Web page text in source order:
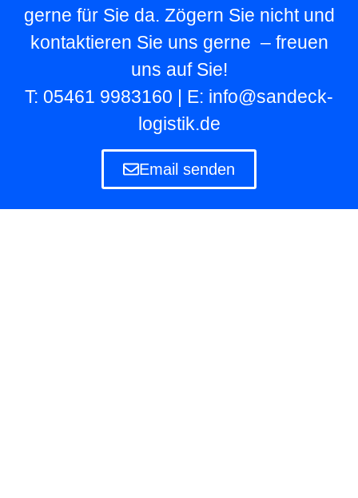
gerne für Sie da. Zögern Sie nicht und
kontaktieren Sie uns gerne – freuen
uns auf Sie!
T: 05461 9983160 | E: info@sandeck-
logistik.de
Email senden